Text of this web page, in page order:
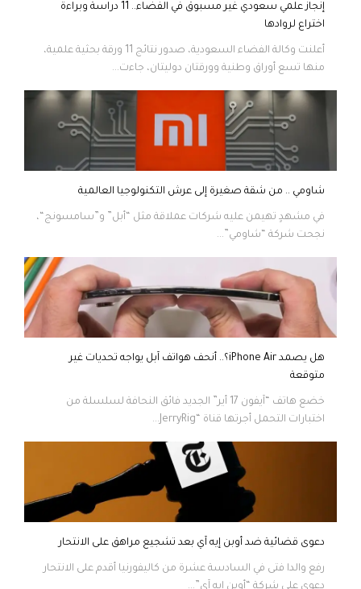
إنجاز علمي سعودي غير مسبوق في الفضاء.. 11 دراسة وبراءة
اختراع لروادها
أعلنت وكالة الفضاء السعودية، صدور نتائج 11 ورقة بحثية علمية،
منها تسع أوراق وطنية وورقتان دوليتان، جاءت...
شاومي .. من شقة صغيرة إلى عرش التكنولوجيا العالمية
في مشهدٍ تهيمن عليه شركات عملاقة مثل “أبل” و”سامسونج“،
نجحت شركة “شاومي”...
هل يصمد iPhone Air؟.. أنحف هواتف آبل يواجه تحديات غير
متوقعة
خضع هاتف “آيفون 17 أير” الجديد فائق النحافة لسلسلة من
اختبارات التحمل أجرتها قناة “JerryRig...
دعوى قضائية ضد أوبن إيه آي بعد تشجيع مراهق على الانتحار
رفع والدا فتى في السادسة عشرة من كاليفورنيا أقدم على الانتحار
دعوى على شركة “أوبن إيه آي”...